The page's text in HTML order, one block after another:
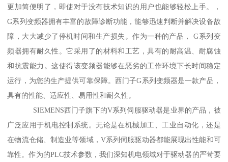
更加简便明了，即使对于没有技术知识的用户也能够轻松上手。，
G系列变频器拥有丰富的故障诊断功能，能够迅速判断并解决设备故
障，大大减少了停机时间和生产损失。作为一种的产品， G系列变
频器拥有耐久性。它采用了的材料和工艺，具有的耐高温、耐腐蚀
和抗震能力。这使得该变频器能够在恶劣的工作环境下长时间稳定
运行，为您的生产提供可靠保障。西门子G系列变频器是一款产品，
具有的性能、适应性、易用性和耐久性。
SIEMENS西门子旗下的V系列伺服驱动器是业界的产品，被
广泛应用于机电控制系统。无论是在机械加工、工业自动化，还是
在物流仓储、制造业等领域，V系列伺服驱动器都能展现出性能和可
靠性。作为的PLC技术参数，我们深知机电领域对于驱动器的严苛要